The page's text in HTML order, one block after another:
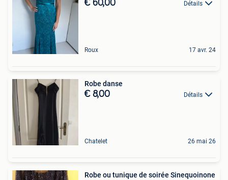
€ 60,00 Détails
Roux 17 avr. 24
Robe danse
€ 8,00 Détails
Chatelet 26 mai 26
Robe ou tunique de soirée Sinequoinone